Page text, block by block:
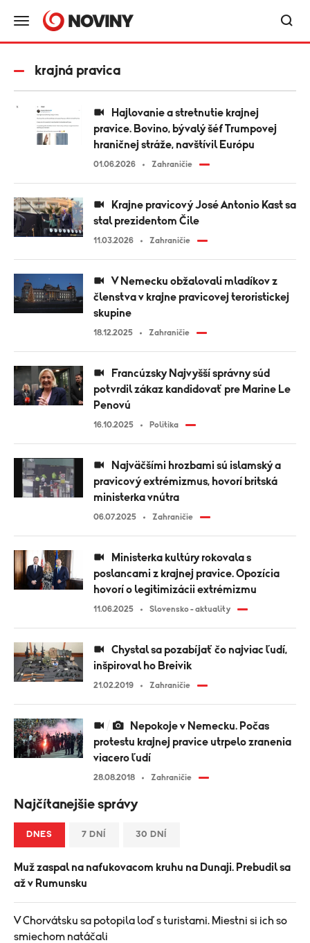
krajná pravica
pravice. Bovino, bývalý šéf Trumpovej
hraničnej stráže, navštívil Európu
01.06.2026 Zahraničie
stal prezidentom Čile
11.03.2026 Zahraničie
členstva v krajne pravicovej teroristickej
skupine
18.12.2025 Zahraničie
potvrdil zákaz kandidovať pre Marine Le
Penovú
16.10.2025 Politika
pravicový extrémizmus, hovorí britská
ministerka vnútra
06.07.2025 Zahraničie
poslancami z krajnej pravice. Opozícia
hovorí o legitimizácii extrémizmu
11.06.2025 Slovensko - aktuality
inšpiroval ho Breivik
21.02.2019 Zahraničie
protestu krajnej pravice utrpelo zranenia
viacero ľudí
28.08.2018 Zahraničie
Najčítanejšie správy
DNES 7 DNÍ 30 DNÍ
Muž zaspal na nafukovacom kruhu na Dunaji. Prebudil sa
až v Rumunsku
V Chorvátsku sa potopila loď s turistami. Miestni si ich so
smiechom natáčali